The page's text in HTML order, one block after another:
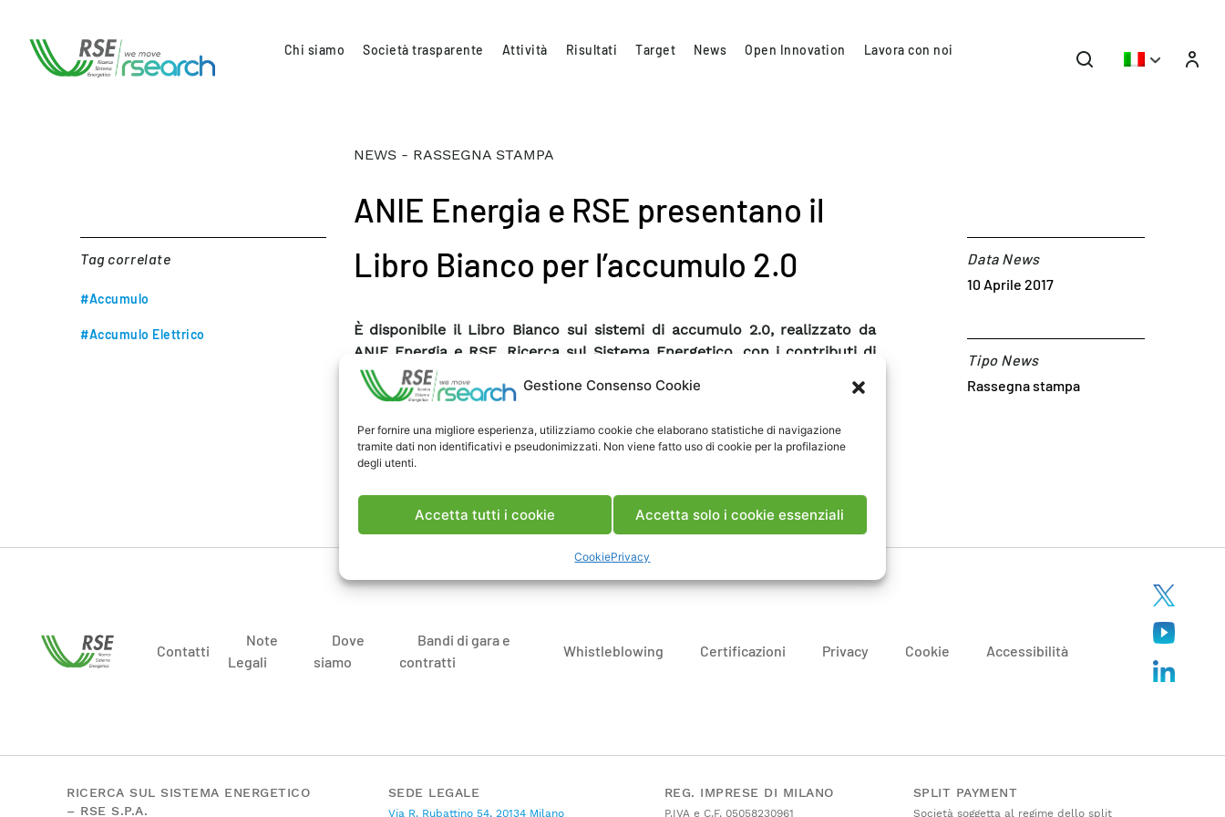
Gestione Consenso Cookie
Per fornire una migliore esperienza, utilizziamo cookie che elaborano statistiche di navigazione
tramite dati non identificativi e pseudonimizzati. Non viene fatto uso di cookie per la profilazione
degli utenti.
Accetta tutti i cookie Accetta solo i cookie essenziali
CookiePrivacy
Chi siamo Società trasparente Attività Risultati Target News Open Innovation Lavora con noi
Tag correlate
#Accumulo
#Accumulo Elettrico
NEWS - RASSEGNA STAMPA
ANIE Energia e RSE presentano il
Libro Bianco per l’accumulo 2.0
È disponibile il Libro Bianco sui sistemi di accumulo 2.0, realizzato da
ANIE Energia e RSE, Ricerca sul Sistema Energetico, con i contributi di
Enel Produzione, EGP e il PoLiMi.
Clicca qui per scaricare l’articolo
Data News
10 Aprile 2017
Tipo News
Rassegna stampa
Contatti
Note
Legali
Dove
siamo
Bandi di gara e
contratti
Whistleblowing Certificazioni Privacy Cookie Accessibilità
RICERCA SUL SISTEMA ENERGETICO
– RSE S.P.A.
SEDE LEGALE
Via R. Rubattino 54, 20134 Milano
REG. IMPRESE DI MILANO
P.IVA e C.F. 05058230961
SPLIT PAYMENT
Società soggetta al regime dello split